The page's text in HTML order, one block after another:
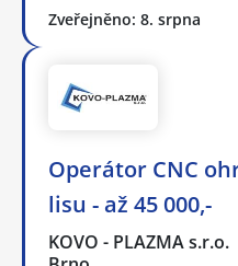
Zveřejněno: 8. srpna
Operátor CNC
lisu - až 45 000,-
KOVO - PLAZMA s.r.o.